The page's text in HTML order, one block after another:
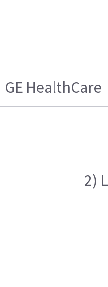
GE HealthCare
2)